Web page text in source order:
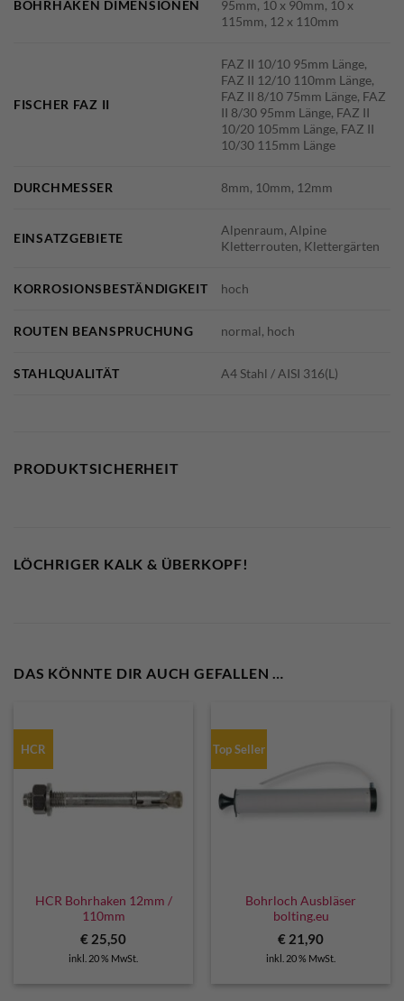
BOHRHAKEN DIMENSIONEN
95mm, 10 x 90mm, 10 x
115mm, 12 x 110mm
FISCHER FAZ II
FAZ II 10/10 95mm Länge,
FAZ II 12/10 110mm Länge,
FAZ II 8/10 75mm Länge, FAZ
II 8/30 95mm Länge, FAZ II
10/20 105mm Länge, FAZ II
10/30 115mm Länge
DURCHMESSER 8mm, 10mm, 12mm
EINSATZGEBIETE
Alpenraum, Alpine
Kletterrouten, Klettergärten
KORROSIONSBESTÄNDIGKEIT hoch
ROUTEN BEANSPRUCHUNG normal, hoch
STAHLQUALITÄT A4 Stahl / AISI 316(L)
PRODUKTSICHERHEIT
LÖCHRIGER KALK & ÜBERKOPF!
DAS KÖNNTE DIR AUCH GEFALLEN …
HCR
HCR Bohrhaken 12mm /
110mm
€ 25,50
inkl. 20 % MwSt.
Top Seller
Bohrloch Ausbläser
bolting.eu
€ 21,90
inkl. 20 % MwSt.